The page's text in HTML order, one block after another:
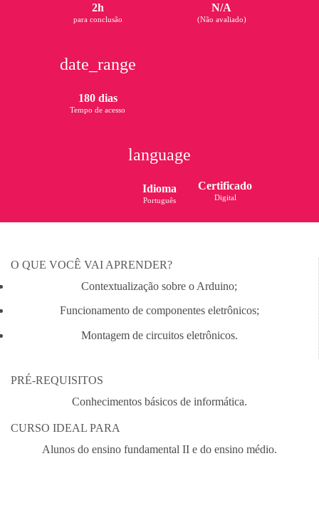
2h
para conclusão
N/A
(Não avaliado)
date_range
180 dias
Tempo de acesso
Certificado
Digital
language
Idioma
Português
O QUE VOCÊ VAI APRENDER?
Contextualização sobre o Arduino;
Funcionamento de componentes eletrônicos;
Montagem de circuitos eletrônicos.
PRÉ-REQUISITOS
Conhecimentos básicos de informática.
CURSO IDEAL PARA
Alunos do ensino fundamental II e do ensino médio.